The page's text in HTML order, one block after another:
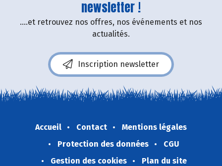
newsletter !
....et retrouvez nos offres, nos événements et nos
actualités.
Inscription newsletter
Accueil Contact
Mentions légales
Protection des données
CGU
Gestion des cookies
Plan du site